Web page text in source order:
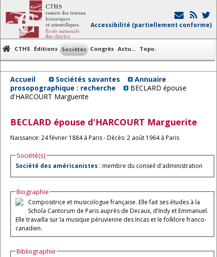
Accessibilité (partiellement conforme)
CTHS Éditions Sociétés Congrès Actu... Topo.
Accueil Sociétés savantes
Annuaire
prosopographique : recherche
BECLARD épouse
d'HARCOURT Marguerite
BECLARD épouse d'HARCOURT Marguerite
Naissance: 24 février 1884 à Paris - Décès: 2 août 1964 à Paris
Société(s)
Société des américanistes : membre du conseil d'administration
Biographie
Compositrice et musicologue française. Elle fait ses études à la
Schola Cantorum de Paris auprès de Decaux, d'Indy et Emmanuel.
Elle travailla sur la musique péruvienne des Incas et le folklore franco-
canadien.
Bibliographie